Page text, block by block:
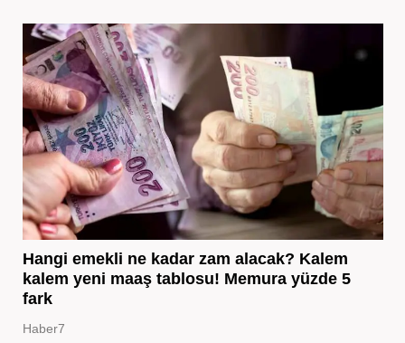
Hangi emekli ne kadar zam alacak? Kalem
kalem yeni maaş tablosu! Memura yüzde 5
fark
Haber7